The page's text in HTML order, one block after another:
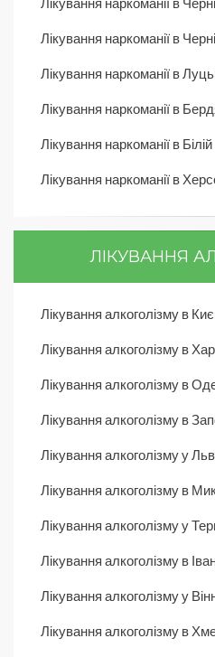
Лікування наркоманії в
Лікування наркоманії в
Лікування наркоманії в
Лікування наркоманії в
Лікування наркоманії в
ЛІКУВАННЯ
Лікування алкоголізму в
Лікування алкоголізму в
Лікування алкоголізму в
Лікування алкоголізму в
Лікування алкоголізму у
Лікування алкоголізму в
Лікування алкоголізму у
Лікування алкоголізму в
Лікування алкоголізму у
Лікування алкоголізму в